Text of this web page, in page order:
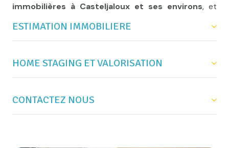
immobilières à Casteljaloux et ses environs, et
ESTIMATION IMMOBILIERE
critères concrets et la réalité du marché local.
HOME STAGING ET VALORISATION
CONTACTEZ NOUS
Une question, un projet, une envie d’échanger autour